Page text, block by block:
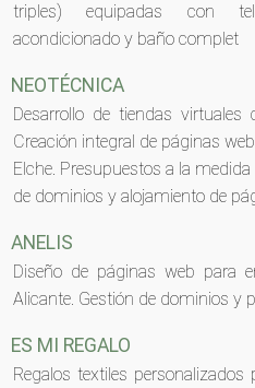
triples) equipadas con
acondicionado y baño complet
NEOTÉCNICA
Desarrollo de tiendas
Creación integral de páginas
Elche. Presupuestos a la
de dominios y alojamiento de
ANELIS
Diseño de páginas web para
Alicante. Gestión de dominios y
ES MI REGALO
Regalos textiles